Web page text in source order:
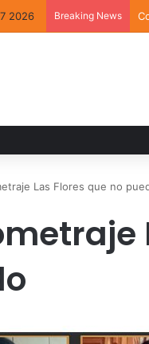
2026 Breaking News
Las Flores que no